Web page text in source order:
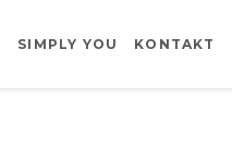
SIMPLY YOU KONTAKT